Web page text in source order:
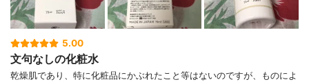
5.00
文句なしの化粧水
乾燥肌であり、特に化粧品にかぶれたこと等はないのですが、ものによ